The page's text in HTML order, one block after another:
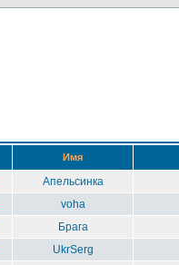
Имя
Апельсинка
voha
Брага
UkrSerg